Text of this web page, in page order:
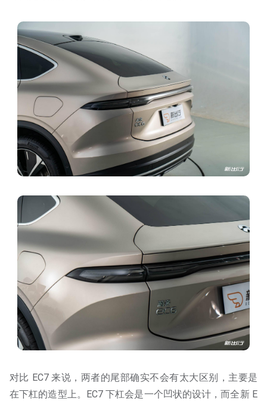
对比 EC7 来说，两者的尾部确实不会有太大区别，主要是
在下杠的造型上。EC7 下杠会是一个凹状的设计，而全新 E